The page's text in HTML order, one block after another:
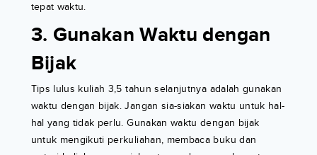
tepat waktu.
3. Gunakan Waktu dengan
Bijak
Tips lulus kuliah 3,5 tahun selanjutnya adalah gunakan
waktu dengan bijak. Jangan sia-siakan waktu untuk hal-
hal yang tidak perlu. Gunakan waktu dengan bijak
untuk mengikuti perkuliahan, membaca buku dan